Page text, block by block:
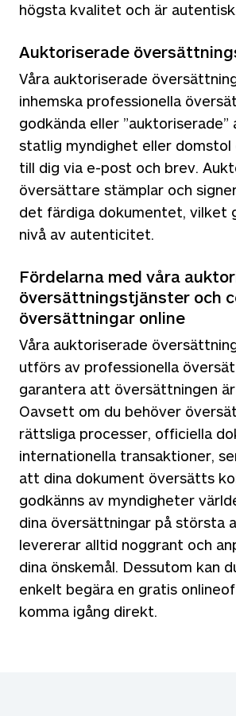
högsta kvalitet och är
Auktoriserade
Våra auktoriserade
inhemska professionella
godkända eller ”auktoriserade”
statlig myndighet eller domstol
till dig via e-post och brev.
översättare stämplar och
det färdiga dokumentet, vilket
nivå av autenticitet.
Fördelarna med våra
översättningstjänster och
översättningar online
Våra auktoriserade
utförs av professionella
garantera att översättningen
Oavsett om du behöver
rättsliga processer, officiella
internationella transaktioner,
att dina dokument översätts
godkänns av myndigheter
dina översättningar på största
levererar alltid noggrant och
dina önskemål. Dessutom kan
enkelt begära en gratis
komma igång direkt.